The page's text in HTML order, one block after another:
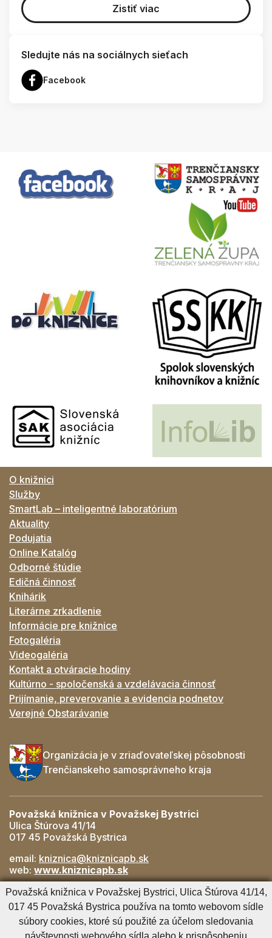
Zistiť viac
Sledujte nás na sociálnych sieťach
Facebook
O knižnici
Služby
SmartLab – inteligentné laboratórium
Aktuality
Podujatia
Online Katalóg
Odborné štúdie
Edičná činnosť
Knihárik
Literárne zrkadlenie
Informácie pre knižnice
Fotogaléria
Videogaléria
Kontakt a otváracie hodiny
Kultúrno - spoločenská a vzdelávacia činnosť
Prijímanie, preverovanie a evidencia podnetov
Verejné Obstarávanie
Organizácia je v zriaďovateľskej pôsobnosti
Trenčianskeho samosprávneho kraja
Považská knižnica v Považskej Bystrici
Ulica Štúrova 41/14
017 45 Považská Bystrica
email: kniznica@kniznicapb.sk
web: www.kniznicapb.sk
Pobočky
Rozkvet- 042/432 56 59, rozkvet@kniznicapb.sk
SNP - 0901 918 843, snp@kniznicapb.sk
Považská knižnica v Považskej Bystrici, Ulica Štúrova 41/14,
017 45 Považská Bystrica používa na tomto webovom sídle
súbory cookies, ktoré sú použité za účelom sledovania
návštevnosti webového sídla alebo k prispôsobeniu